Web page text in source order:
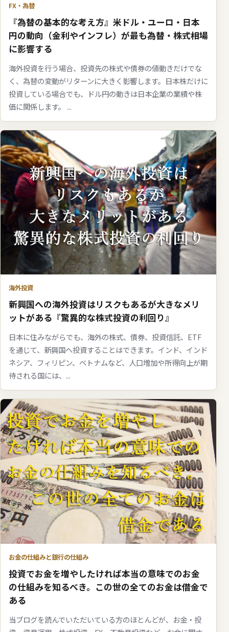
FX・為替
『為替の基本的な考え方』米ドル・ユーロ・日本
円の動向（金利やインフレ）が最も為替・株式相場
に影響する
海外投資を行う場合、投資先の株式や債券の値動きだけでな
く、為替の変動がリターンに大きく影響します。日本株だけに
投資している場合でも、ドル円の動きは日本企業の業績や株
価に関係します。 ...
海外投資
新興国への海外投資はリスクもあるが大きなメリ
ットがある『驚異的な株式投資の利回り』
日本に住みながらでも、海外の株式、債券、投資信託、ETF
を通じて、新興国へ投資することはできます。インド、インド
ネシア、フィリピン、ベトナムなど、人口増加や所得向上が期
待される国には、...
お金の仕組みと銀行の仕組み
投資でお金を増やしたければ本当の意味でのお金
の仕組みを知るべき。この世の全てのお金は借金で
ある
当ブログを読んでいただいている方のほとんどが、お金・投